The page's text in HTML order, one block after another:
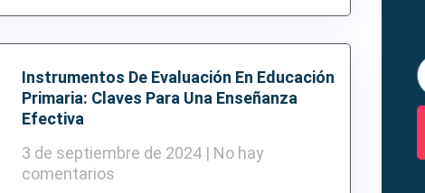
Instrumentos De Evaluación En Educación
Primaria: Claves Para Una Enseñanza
Efectiva
3 de septiembre de 2024
No hay
comentarios